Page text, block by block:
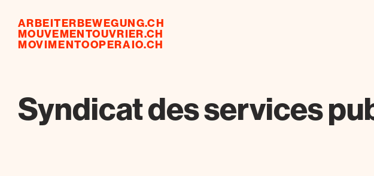
ARBEITERBEWEGUNG.CH
MOUVEMENTOUVRIER.CH
MOVIMENTOOPERAIO.CH
Syndicat des services